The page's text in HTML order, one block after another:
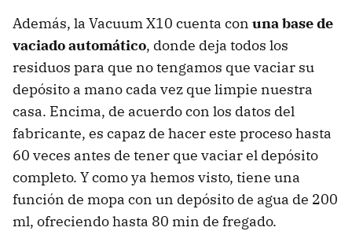
Además, la Vacuum X10 cuenta con una base de
vaciado automático, donde deja todos los
residuos para que no tengamos que vaciar su
depósito a mano cada vez que limpie nuestra
casa. Encima, de acuerdo con los datos del
fabricante, es capaz de hacer este proceso hasta
60 veces antes de tener que vaciar el depósito
completo. Y como ya hemos visto, tiene una
función de mopa con un depósito de agua de 200
ml, ofreciendo hasta 80 min de fregado.